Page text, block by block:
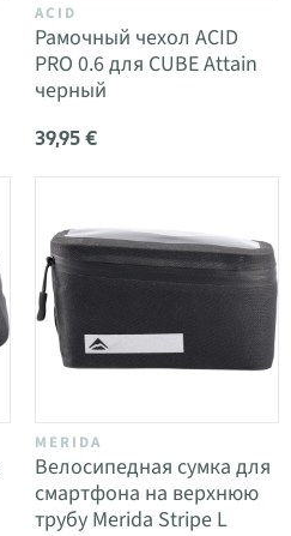
ACID
Рамочный чехол ACID
PRO 0.6 для CUBE Attain
черный
39,95 €
MERIDA
Велосипедная сумка для
смартфона на верхнюю
трубу Merida Stripe L